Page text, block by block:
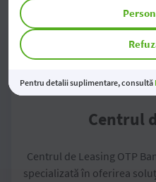
Centrul
Centrul de Leasing OTP
specializată în oferirea
Pentru detalii suplimentare, consultă